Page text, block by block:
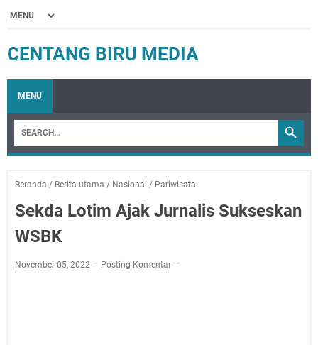
CENTANG BIRU MEDIA
MENU
Beranda / Berita utama / Nasional / Pariwisata
Sekda Lotim Ajak Jurnalis Sukseskan
WSBK
November 05, 2022 Posting Komentar